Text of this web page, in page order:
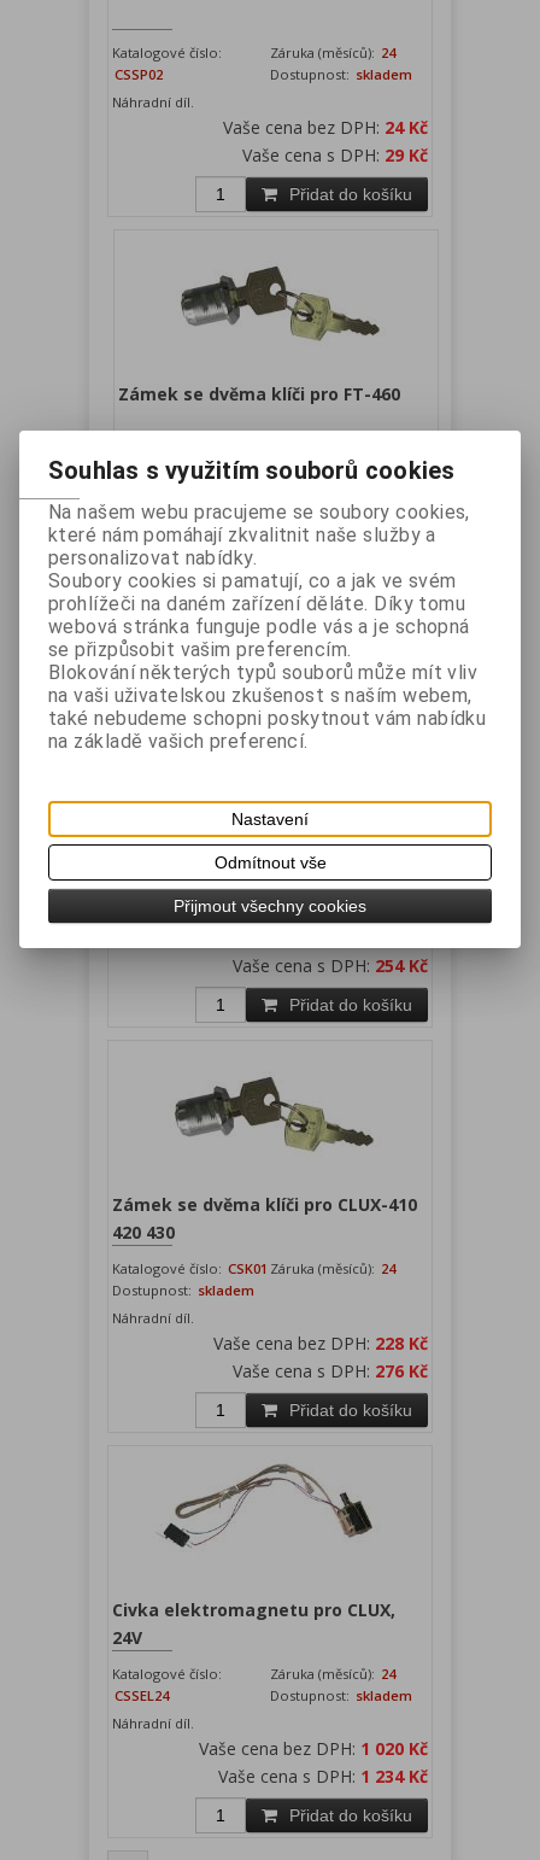
Katalogové číslo:
CSSP02
Záruka (měsíců): 24
Dostupnost: skladem
Náhradní díl.
Vaše cena bez DPH: 24 Kč
Vaše cena s DPH: 29 Kč
Přidat do košíku
Zámek se dvěma klíči pro FT-460
Katalogové číslo: FTK01 Záruka (měsíců):
Dostupnost:skladem
Náhradní díl.
Vaše cena bez DPH:210 Kč
Vaše cena s DPH:
Přidat do košíku
Zámek se dvěma klíči pro MK-350,
CK-410, SK-410
Katalogové číslo:
MAK01
Záruka (měsíců):
Dostupnost:skladem
Náhradní díl.
Vaše cena s DPH: 254 Kč
Přidat do košíku
Zámek se dvěma klíči pro CLUX-410
420 430
Katalogové číslo: CSK01 Záruka (měsíců): 24
Dostupnost: skladem
Náhradní díl.
Vaše cena bez DPH: 228 Kč
Vaše cena s DPH: 276 Kč
Přidat do košíku
Civka elektromagnetu pro CLUX,
24V
Katalogové číslo:
CSSEL24
Záruka (měsíců): 24
Dostupnost: skladem
Náhradní díl.
Vaše cena bez DPH: 1 020 Kč
Vaše cena s DPH: 1 234 Kč
Přidat do košíku
Souhlas s využitím souborů cookies
Na našem webu pracujeme se soubory cookies,
které nám pomáhají zkvalitnit naše služby a
personalizovat nabídky.
Soubory cookies si pamatují, co a jak ve svém
prohlížeči na daném zařízení děláte. Díky tomu
webová stránka funguje podle vás a je schopná
se přizpůsobit vašim preferencím.
Blokování některých typů souborů může mít vliv
na vaši uživatelskou zkušenost s naším webem,
také nebudeme schopni poskytnout vám nabídku
na základě vašich preferencí.
Nastavení
Odmítnout vše
Přijmout všechny cookies